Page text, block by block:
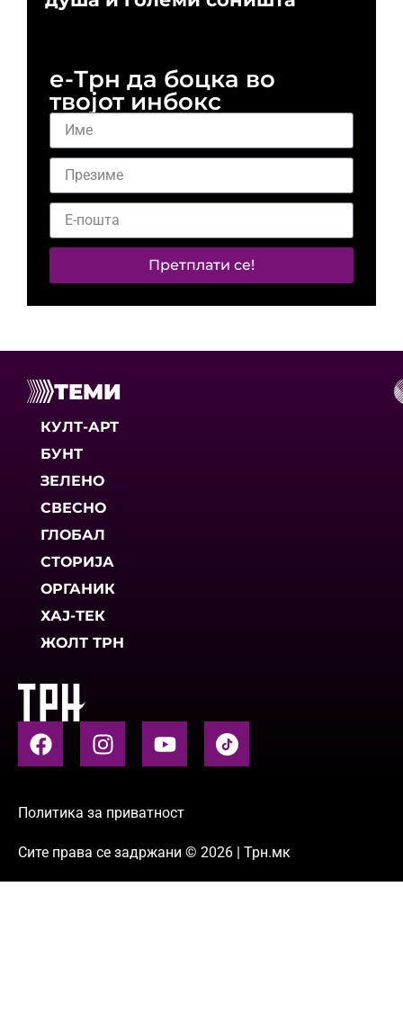
е-Трн да боцка во
твојот инбокс
Претплати се!
ТЕМИ
КУЛТ-АРТ
БУНТ
ЗЕЛЕНО
СВЕСНО
ГЛОБАЛ
СТОРИЈА
ОРГАНИК
ХАЈ-ТЕК
ЖОЛТ ТРН
Политика за приватност
Сите права се задржани © 2026 | Трн.мк